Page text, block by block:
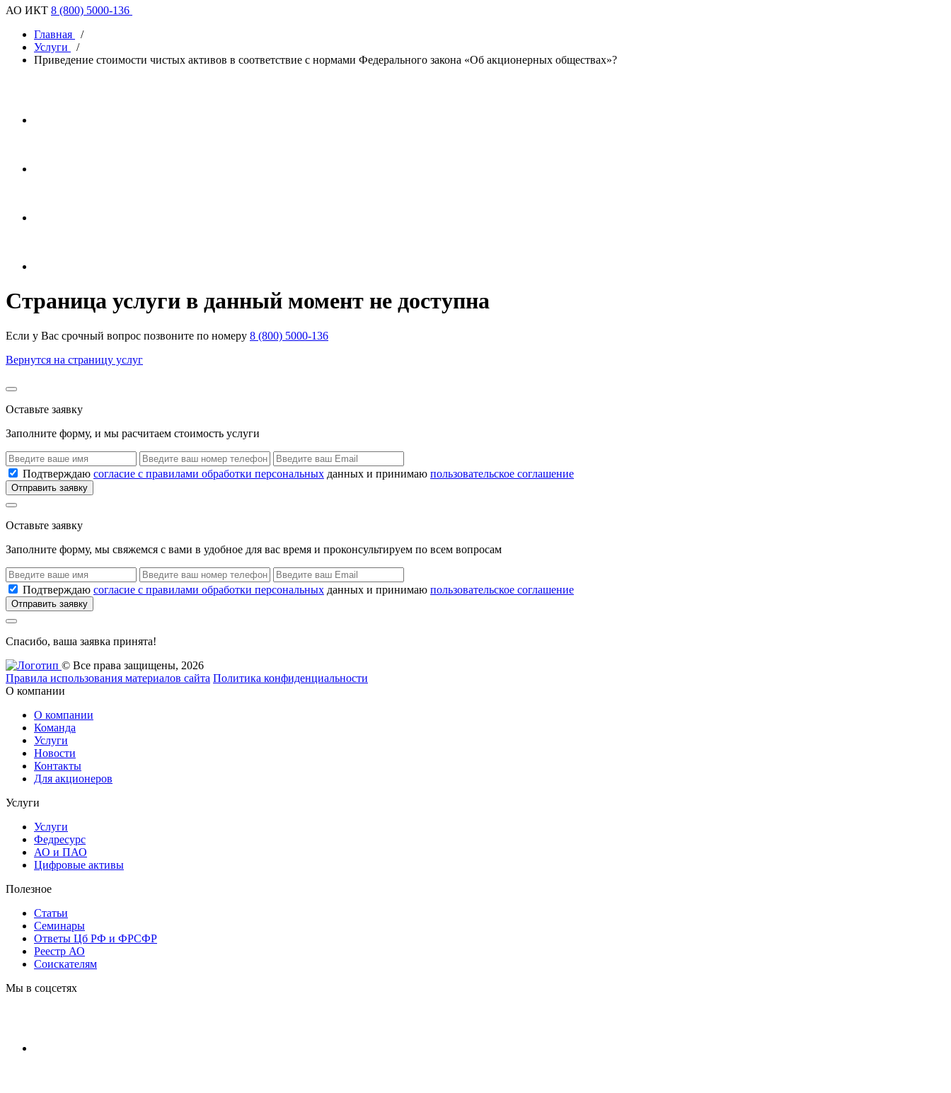
АО ИКТ 8 (800) 5000-136
Главная
/
Услуги
/
Приведение стоимости чистых активов в соответствие с нормами Федерального закона «Об акционерных обществах»?
Страница услуги в данный момент не доступна
Если у Вас срочный вопрос позвоните по номеру 8 (800) 5000-136
Вернутся на страницу услуг
Оставьте заявку
Заполните форму, и мы расчитаем стоимость услуги
Подтверждаю согласие с правилами обработки персональных данных и принимаю пользовательское соглашение
Отправить заявку
Оставьте заявку
Заполните форму, мы свяжемся с вами в удобное для вас время и проконсультируем по всем вопросам
Подтверждаю согласие с правилами обработки персональных данных и принимаю пользовательское соглашение
Отправить заявку
Спасибо, ваша заявка принята!
© Все права защищены, 2026
Правила использования материалов сайта Политика конфиденциальности
О компании
О компании
Команда
Услуги
Новости
Контакты
Для акционеров
Услуги
Услуги
Федресурс
АО и ПАО
Цифровые активы
Полезное
Статьи
Cеминары
Ответы Цб РФ и ФРСФР
Реестр АО
Соискателям
Мы в соцсетях